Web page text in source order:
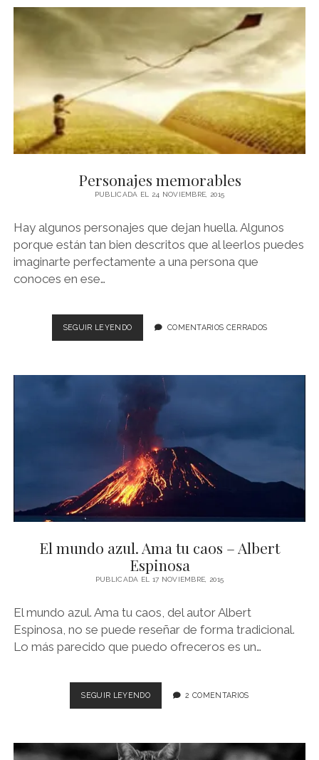
Personajes memorables
PUBLICADA EL 24 NOVIEMBRE, 2015
Hay algunos personajes que dejan huella. Algunos
porque están tan bien descritos que al leerlos puedes
imaginarte perfectamente a una persona que
conoces en ese…
SEGUIR LEYENDOPERSONAJES
MEMORABLES
COMENTARIOS CERRADOS
El mundo azul. Ama tu caos – Albert
Espinosa
PUBLICADA EL 17 NOVIEMBRE, 2015
El mundo azul. Ama tu caos, del autor Albert
Espinosa, no se puede reseñar de forma tradicional.
Lo más parecido que puedo ofreceros es un…
SEGUIR LEYENDOEL
MUNDO
TU
2 COMENTARIOS